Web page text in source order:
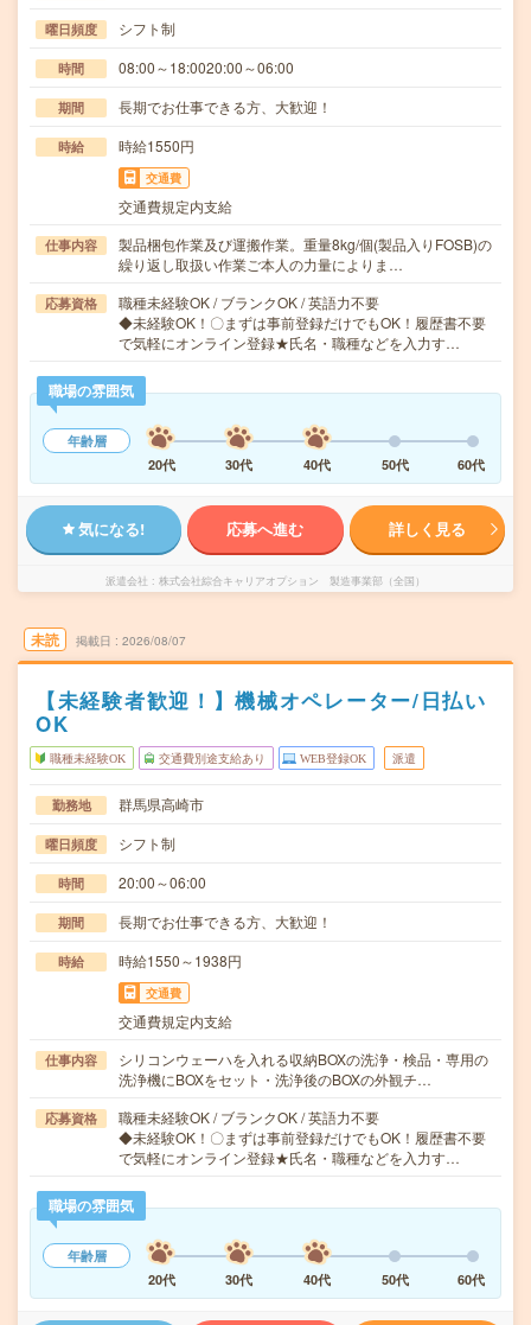
曜日頻度 シフト制
時間 08:00～18:0020:00～06:00
期間 長期でお仕事できる方、大歓迎！
時給 時給1550円
交通費
交通費規定内支給
仕事内容
製品梱包作業及び運搬作業。重量8kg/個(製品入りFOSB)の
繰り返し取扱い作業ご本人の力量によりま…
応募資格
職種未経験OK / ブランクOK / 英語力不要
◆未経験OK！〇まずは事前登録だけでもOK！履歴書不要
で気軽にオンライン登録★氏名・職種などを入力す…
職場の雰囲気
年齢層
20代
30代 40代 50代 60代
気になる! 応募へ進む 詳しく見る
派遣会社 株式会社綜合キャリアオプション 製造事業部（全国）
未読 掲載日 2026/08/07
【未経験者歓迎！】機械オペレーター/日払い
OK
職種未経験OK 交通費別途支給あり WEB登録OK 派遣
勤務地 群馬県高崎市
曜日頻度 シフト制
時間 20:00～06:00
期間 長期でお仕事できる方、大歓迎！
時給 時給1550～1938円
交通費
交通費規定内支給
仕事内容
シリコンウェーハを入れる収納BOXの洗浄・検品・専用の
洗浄機にBOXをセット・洗浄後のBOXの外観チ…
応募資格
職種未経験OK / ブランクOK / 英語力不要
◆未経験OK！〇まずは事前登録だけでもOK！履歴書不要
で気軽にオンライン登録★氏名・職種などを入力す…
職場の雰囲気
年齢層
20代
30代 40代 50代 60代